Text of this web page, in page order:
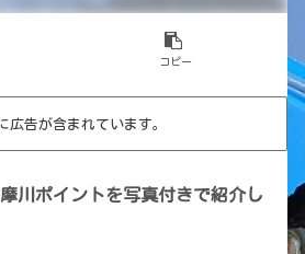
コピー
広告が含まれています。
川ポイントを写真付きで紹介し